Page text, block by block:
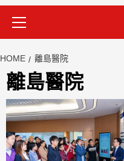
HOME 離島醫院
離島醫院